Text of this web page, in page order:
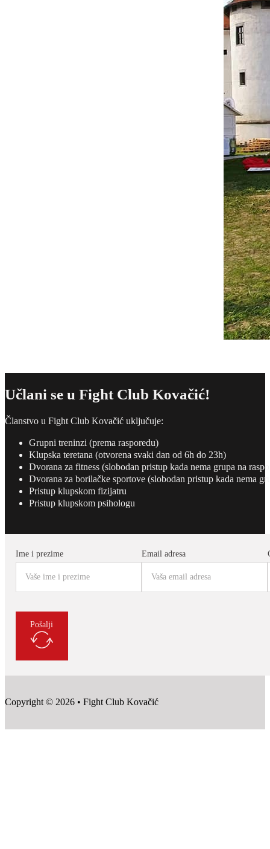
Učlani se u Fight Club Kovačić!
Članstvo u Fight Club Kovačić uključuje:
Grupni treninzi (prema rasporedu)
Klupska teretana (otvorena svaki dan od 6h do 23h)
Dvorana za fitness (slobodan pristup kada nema grupa na
Dvorana za borilačke sportove (slobodan pristup kada nema
Pristup klupskom fizijatru
Pristup klupskom psihologu
Ime i prezime Email adresa
Pošalji
Copyright © 2026 • Fight Club Kovačić